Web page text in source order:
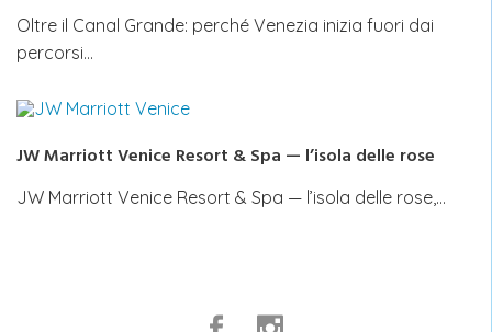
Oltre il Canal Grande: perché Venezia inizia fuori dai
percorsi…
JW Marriott Venice Resort & Spa — l’isola delle rose
JW Marriott Venice Resort & Spa — l’isola delle rose,…